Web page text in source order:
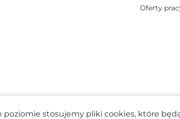
Oferty
poziomie stosujemy pliki cookies, które